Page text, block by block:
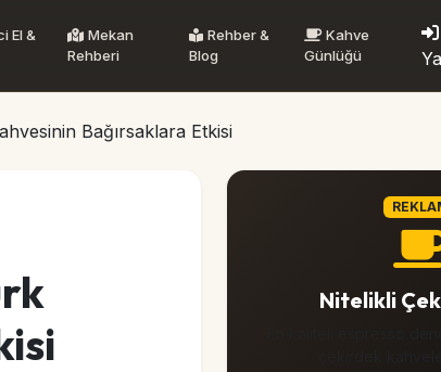
El &
Mekan
Rehberi
Rehber &
Blog
Kahve
Günlüğü
Bağırsaklara Etkisi
Nitelikli